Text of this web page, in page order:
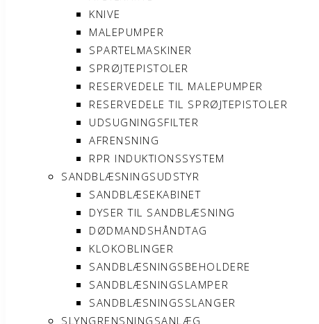
KNIVE
MALEPUMPER
SPARTELMASKINER
SPRØJTEPISTOLER
RESERVEDELE TIL MALEPUMPER
RESERVEDELE TIL SPRØJTEPISTOLER
UDSUGNINGSFILTER
AFRENSNING
RPR INDUKTIONSSYSTEM
SANDBLÆSNINGSUDSTYR
SANDBLÆSEKABINET
DYSER TIL SANDBLÆSNING
DØDMANDSHÅNDTAG
KLOKOBLINGER
SANDBLÆSNINGSBEHOLDERE
SANDBLÆSNINGSLAMPER
SANDBLÆSNINGSSLANGER
SLYNGRENSNINGSANLÆG